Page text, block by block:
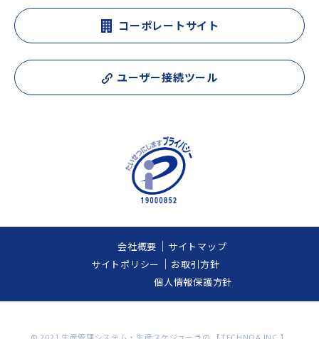
コーポレートサイト
ユーザー接続ツール
会社概要
サイトマップ
サイトポリシー
お取引方針
個人情報保護方針
© 2021 生産管理システム・生産スケジューラの 【TECHNOA INC.】